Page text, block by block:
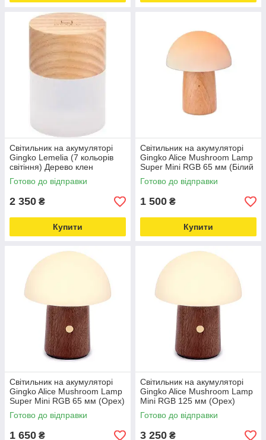
Світильник на акумуляторі
Gingko Lemelia (7 кольорів
світіння) Дерево клен
Love&Life -online-multimarket-
Готово до відправки
2 350 ₴
Купити
Світильник на акумуляторі
Gingko Alice Mushroom Lamp
Super Mini RGB 65 мм (Білий
ясен) Love&Life -online-
multimarket-
Готово до відправки
1 500 ₴
Купити
Світильник на акумуляторі
Gingko Alice Mushroom Lamp
Super Mini RGB 65 мм (Орех)
Love&Life -online-multimarket-
Готово до відправки
1 650 ₴
Світильник на акумуляторі
Gingko Alice Mushroom Lamp
Mini RGB 125 мм (Орех)
Love&Life -online-multimarket-
Готово до відправки
3 250 ₴